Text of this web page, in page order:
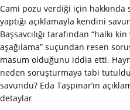
Cami pozu verdiği için hakkında
yaptığı açıklamayla kendini
Başsavcılığı tarafından “halkı
aşağılama” suçundan resen
masum olduğunu iddia etti.
neden soruşturmaya tabi
savundu? Eda Taşpınar’ın
detaylar